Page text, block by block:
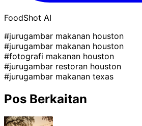
FoodShot AI
#jurugambar makanan houston
#jurugambar makanan houston
#fotografi makanan houston
#jurugambar restoran houston
#jurugambar makanan texas
Pos Berkaitan